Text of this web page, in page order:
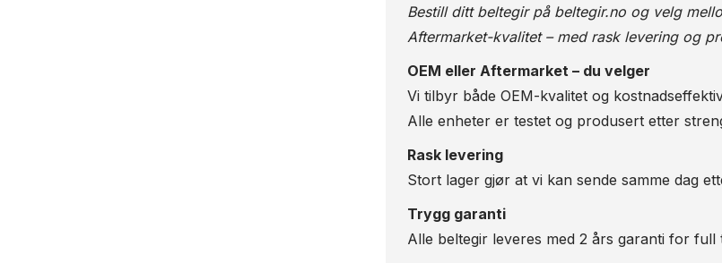
Bestill ditt beltegir på beltegir.noog velg
Aftermarket-kvalitet – med rask levering og
OEM eller Aftermarket – du velger
Vi tilbyr både OEM-kvalitet og
Alle enheter er testet og produsert etter
Rask levering
Stort lager gjør at vi kan sende samme dag
Trygg garanti
Alle beltegir leveres med 2 års garanti for full